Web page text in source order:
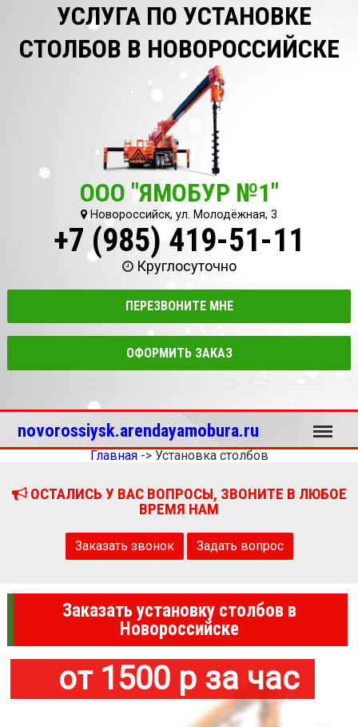
УСЛУГА ПО УСТАНОВКЕ
СТОЛБОВ В НОВОРОССИЙСКЕ
ООО "ЯМОБУР №1"
Новороссийск, ул. Молодёжная, 3
+7 (985) 419-51-11
Круглосуточно
ПЕРЕЗВОНИТЕ МНЕ
ОФОРМИТЬ ЗАКАЗ
novorossiysk.arendayamobura.ru Меню
Главная-> Установка столбов
ОСТАЛИСЬ У ВАС ВОПРОСЫ, ЗВОНИТЕ В ЛЮБОЕ
ВРЕМЯ НАМ
Заказать звонок Задать вопрос
Заказать установку столбов в
Новороссийске
от 1500 р за час